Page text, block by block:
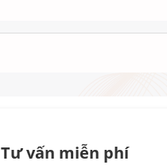
Tư vấn miễn phí